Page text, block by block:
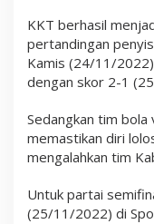
f
i
n
a
l
KKT berhasil
pertandingan
Kamis (24/11/
dengan skor 2-1
Sedangkan tim
memastikan diri
mengalahkan tim
Untuk partai
(25/11/2022) di